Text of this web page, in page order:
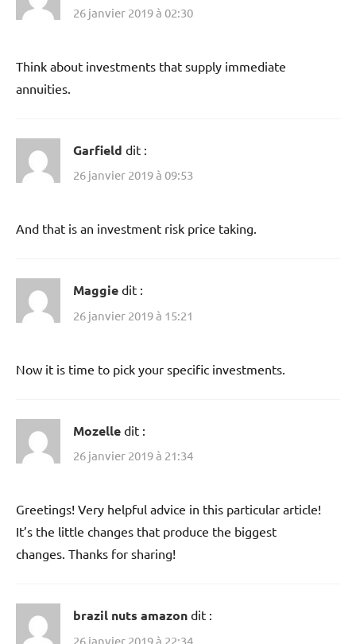
26 janvier 2019 à 02:30
Think about investments that supply immediate
annuities.
Garfield dit :
26 janvier 2019 à 09:53
And that is an investment risk price taking.
Maggie dit :
26 janvier 2019 à 15:21
Now it is time to pick your specific investments.
Mozelle dit :
26 janvier 2019 à 21:34
Greetings! Very helpful advice in this particular article!
It’s the little changes that produce the biggest
changes. Thanks for sharing!
brazil nuts amazon dit :
26 janvier 2019 à 22:34